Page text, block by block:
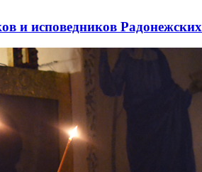
и исповедников Радонежских